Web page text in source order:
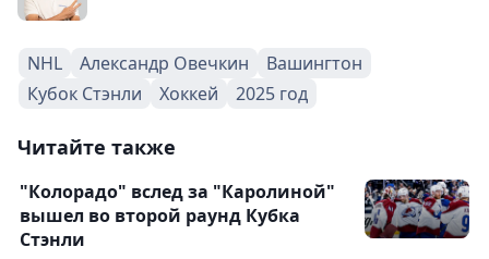
NHL Александр Овечкин
Вашингтон
Кубок Стэнли
Хоккей 2025 год
Читайте также
"Колорадо" вслед за "Каролиной"
вышел во второй раунд Кубка
Стэнли